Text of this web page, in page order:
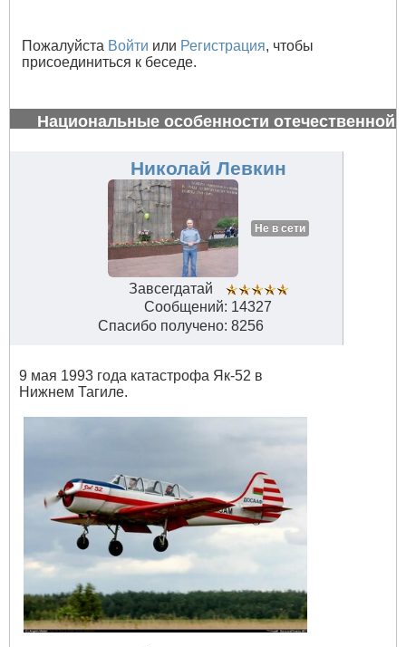
Пожалуйста Войти или Регистрация, чтобы
присоединиться к беседе.
Национальные особенности отечественной
Николай Левкин
Не в сети
Завсегдатай
Сообщений: 14327
Спасибо получено: 8256
9 мая 1993 года катастрофа Як-52 в
Нижнем Тагиле.